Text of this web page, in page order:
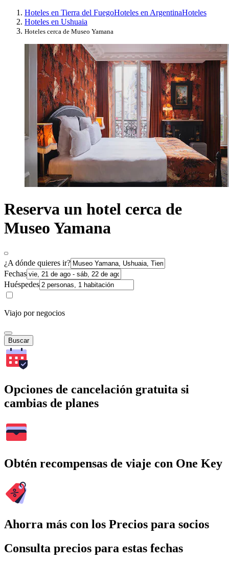
Hoteles en Tierra del FuegoHoteles en ArgentinaHoteles
Hoteles en Ushuaia
Hoteles cerca de Museo Yamana
Reserva un hotel cerca de
Museo Yamana
¿A dónde quieres ir?
Fechas
Huéspedes
Viajo por negocios
Buscar
Opciones de cancelación gratuita si
cambias de planes
Obtén recompensas de viaje con One Key
Ahorra más con los Precios para socios
Consulta precios para estas fechas